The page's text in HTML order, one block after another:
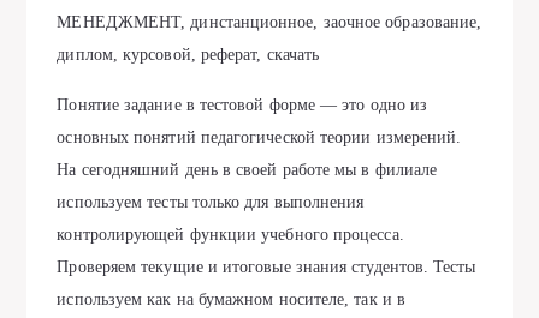
МЕНЕДЖМЕНТ, динстанционное, заочное образование,
диплом, курсовой, реферат, скачать
Понятие задание в тестовой форме — это одно из
основных понятий педагогической теории измерений.
На сегодняшний день в своей работе мы в филиале
используем тесты только для выполнения
контролирующей функции учебного процесса.
Проверяем текущие и итоговые знания студентов. Тесты
используем как на бумажном носителе, так и в